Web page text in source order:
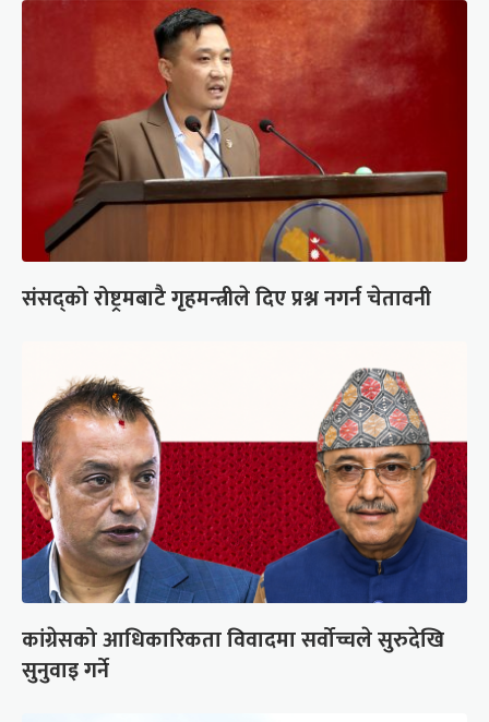
संसद्को रोष्ट्रमबाटै गृहमन्त्रीले दिए प्रश्न नगर्न चेतावनी
कांग्रेसको आधिकारिकता विवादमा सर्वोच्चले सुरुदेखि
सुनुवाइ गर्ने